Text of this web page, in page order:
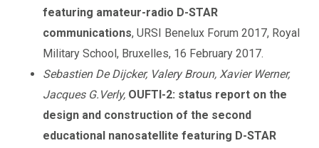
featuring amateur-radio D-STAR
communications, URSI Benelux Forum 2017, Royal
Military School, Bruxelles, 16 February 2017.
Sebastien De Dijcker, Valery Broun, Xavier Werner,
Jacques G.Verly, OUFTI-2: status report on the
design and construction of the second
educational nanosatellite featuring D-STAR